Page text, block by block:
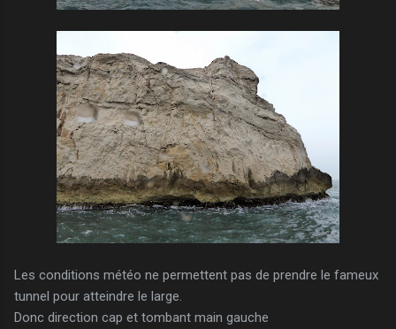
Les conditions météo ne permettent pas de prendre le fameux
tunnel pour atteindre le large.
Donc direction cap et tombant main gauche